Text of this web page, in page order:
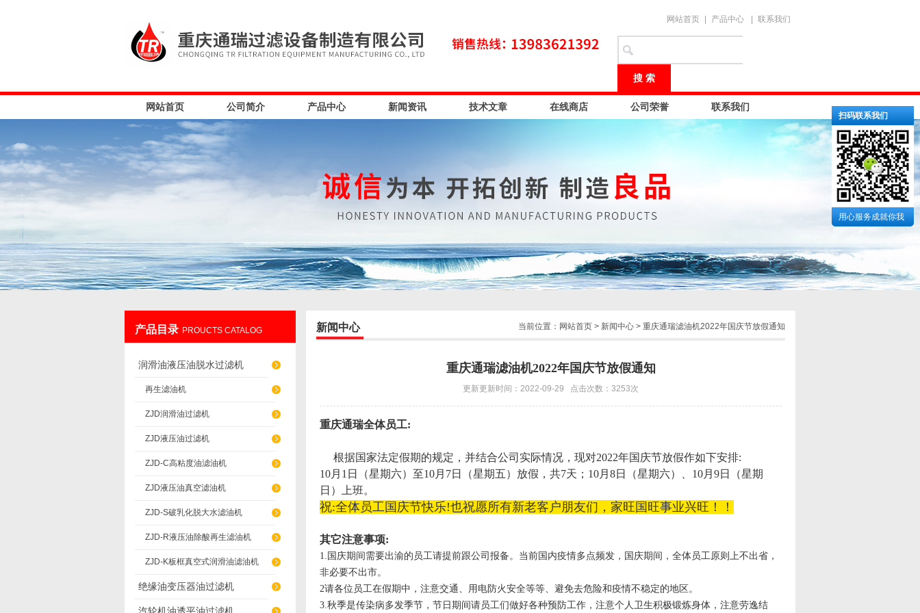
重庆通瑞过滤设备制造有限公司
网站首页 产品中心 联系我们
网站首页 公司简介 产品中心 新闻资讯 技术文章 在线商店 公司荣誉 联系我们
产品目录 PROUCTS CATALOG
润滑油液压油脱水过滤机
再生滤油机
ZJD润滑油过滤机
ZJD液压油过滤机
ZJD-C高粘度油滤油机
ZJD液压油真空滤油机
ZJD-S破乳化脱大水滤油机
ZJD-R液压油除酸再生滤油机
ZJD-K板框真空式润滑油滤油机
绝缘油变压器油过滤机
当前位置： 网站首页 > 新闻中心 > 重庆通瑞滤油机2022年国庆节放假通知
新闻中心
重庆通瑞滤油机2022年国庆节放假通知
更新更新时间：2022-09-29 点击次数：3253次
重庆通瑞全体员工:
根据国家法定假期的规定，并结合公司实际情况，现对2022年国庆节放假作如下安排:
10月1日（星期六）至10月7日（星期五）放假，共7天；10月8日（星期六）、10月9日（星期
日）上班。
祝:全体员工国庆节快乐!也祝愿所有新老客户朋友们，家旺国旺事业兴旺！！
其它注意事项:
1.国庆期间需要出渝的员工请提前跟公司报备。 当前国内疫情多点频发，国庆期间，全体员工原则上不出省，
非必要不出市。
2请各位员工在假期中，注意交通、用电防火安全等等、避免去危险和疫情不稳定的地区。
3.秋季是传染病多发季节，节日期间请员工们做好各种预防工作，注意个人卫生积极锻炼身体，注意劳逸结
扫码联系我们
用心服务成就你我